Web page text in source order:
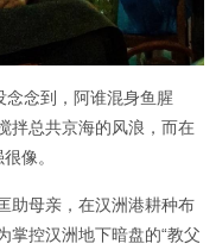
念念到，阿谁混身鱼腥
拌总共京海的风浪，而在
像。
助母亲，在汉洲港耕种布
掌控汉洲地下暗盘的“教父